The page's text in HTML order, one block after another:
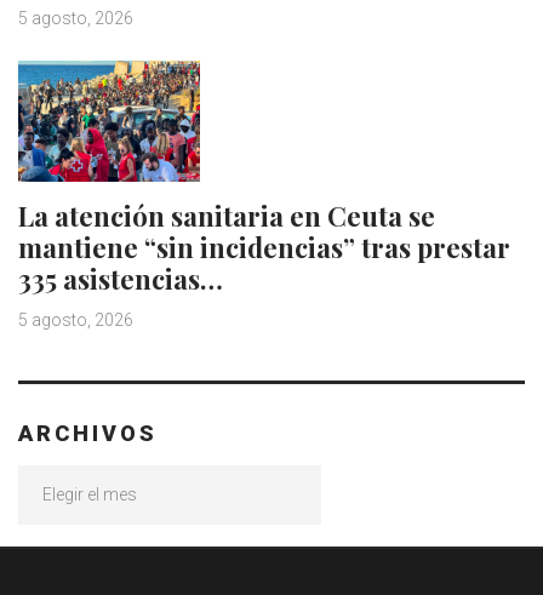
5 agosto, 2026
La atención sanitaria en Ceuta se
mantiene “sin incidencias” tras prestar
335 asistencias…
5 agosto, 2026
ARCHIVOS